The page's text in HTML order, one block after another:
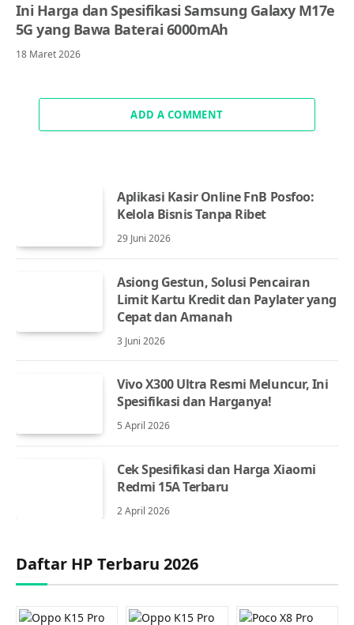
Ini Harga dan Spesifikasi Samsung Galaxy M17e
5G yang Bawa Baterai 6000mAh
18 Maret 2026
ADD A COMMENT
Aplikasi Kasir Online FnB Posfoo:
Kelola Bisnis Tanpa Ribet
29 Juni 2026
Asiong Gestun, Solusi Pencairan
Limit Kartu Kredit dan Paylater yang
Cepat dan Amanah
3 Juni 2026
Vivo X300 Ultra Resmi Meluncur, Ini
Spesifikasi dan Harganya!
5 April 2026
Cek Spesifikasi dan Harga Xiaomi
Redmi 15A Terbaru
2 April 2026
Daftar HP Terbaru 2026